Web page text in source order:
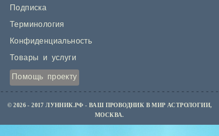
Подписка
Терминология
Конфиденциальность
Товары и услуги
Помощь проекту
© 2026 - 2017 ЛУННИК.РФ - ВАШ ПРОВОДНИК В МИР АСТРОЛОГИИ,
МОСКВА.